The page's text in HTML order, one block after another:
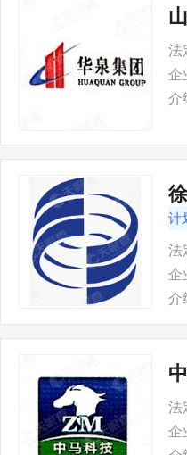
法
企
介
计
法
企
介
法
企